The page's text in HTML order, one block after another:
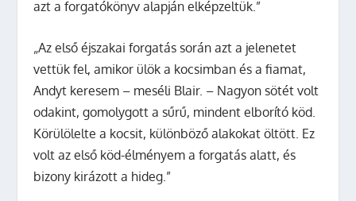
azt a forgatókönyv alapján elképzeltük.”
„Az első éjszakai forgatás során azt a jelenetet
vettük fel, amikor ülök a kocsimban és a fiamat,
Andyt keresem – meséli Blair. – Nagyon sötét volt
odakint, gomolygott a sűrű, mindent elborító köd.
Körülölelte a kocsit, különböző alakokat öltött. Ez
volt az első köd-élményem a forgatás alatt, és
bizony kirázott a hideg.”